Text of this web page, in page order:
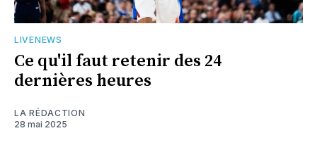
LIVENEWS
Ce qu'il faut retenir des 24
dernières heures
LA RÉDACTION
28 mai 2025